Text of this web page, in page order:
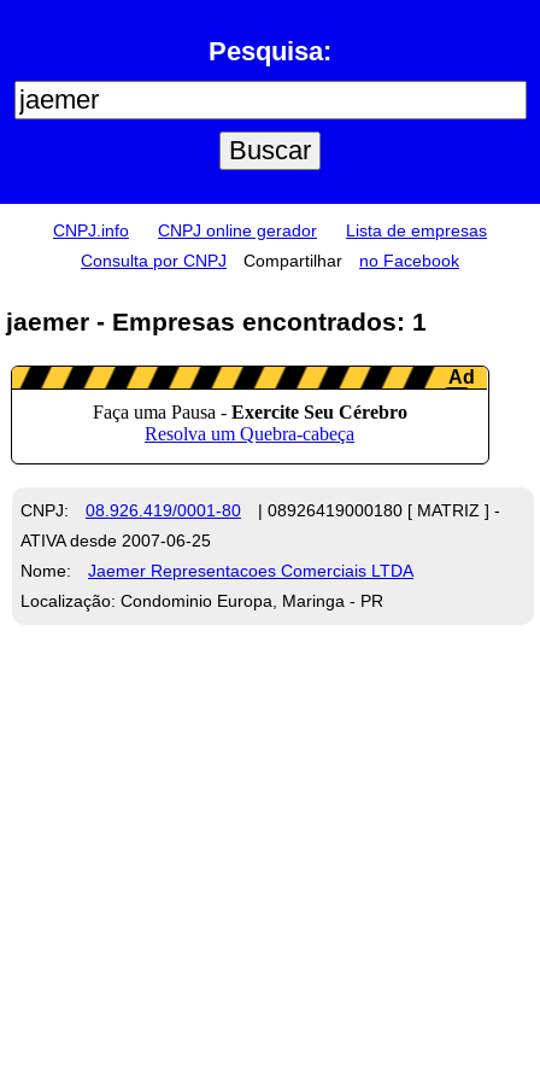
Pesquisa:
CNPJ.info CNPJ online gerador
Lista de empresas
Consulta por CNPJ
Compartilhar no Facebook
jaemer - Empresas encontrados: 1
CNPJ: 08.926.419/0001-80
| 08926419000180 [ MATRIZ ] -
ATIVA desde 2007-06-25
Nome:
Jaemer Representacoes Comerciais LTDA
Localização: Condominio Europa, Maringa - PR